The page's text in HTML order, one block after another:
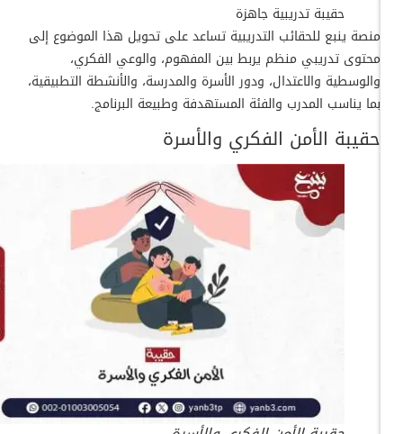
حقيبة تدريبية جاهزة
منصة ينبع للحقائب التدريبية تساعد على تحويل هذا الموضوع إلى
محتوى تدريبي منظم يربط بين المفهوم، والوعي الفكري،
والوسطية والاعتدال، ودور الأسرة والمدرسة، والأنشطة التطبيقية،
بما يناسب المدرب والفئة المستهدفة وطبيعة البرنامج.
حقيبة الأمن الفكري والأسرة